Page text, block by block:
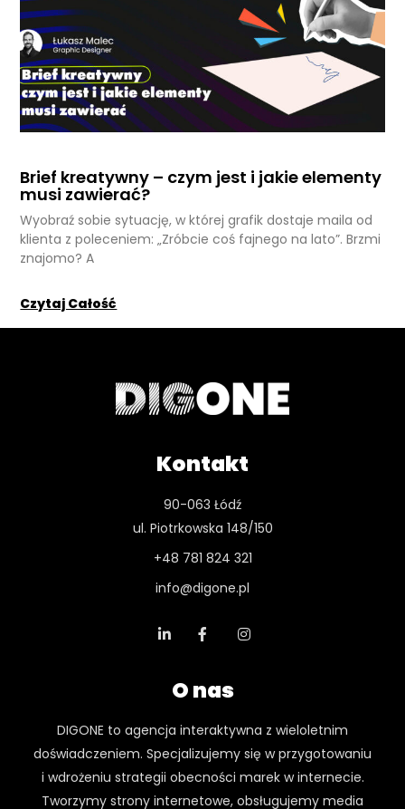
Brief kreatywny – czym jest i jakie elementy
musi zawierać?
Wyobraź sobie sytuację, w której grafik dostaje maila od
klienta z poleceniem: „Zróbcie coś fajnego na lato”. Brzmi
znajomo? A
Czytaj Całość
Kontakt
90-063 Łódź
ul. Piotrkowska 148/150
+48 781 824 321
info@digone.pl
O nas
DIGONE to agencja interaktywna z wieloletnim
doświadczeniem. Specjalizujemy się w przygotowaniu
i wdrożeniu strategii obecności marek w internecie.
Tworzymy strony internetowe, obsługujemy media